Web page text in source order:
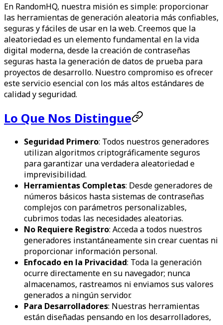
En RandomHQ, nuestra misión es simple: proporcionar
las herramientas de generación aleatoria más confiables,
seguras y fáciles de usar en la web. Creemos que la
aleatoriedad es un elemento fundamental en la vida
digital moderna, desde la creación de contraseñas
seguras hasta la generación de datos de prueba para
proyectos de desarrollo. Nuestro compromiso es ofrecer
este servicio esencial con los más altos estándares de
calidad y seguridad.
Lo Que Nos Distingue
Seguridad Primero: Todos nuestros generadores
utilizan algoritmos criptográficamente seguros
para garantizar una verdadera aleatoriedad e
imprevisibilidad.
Herramientas Completas: Desde generadores de
números básicos hasta sistemas de contraseñas
complejos con parámetros personalizables,
cubrimos todas las necesidades aleatorias.
No Requiere Registro: Acceda a todos nuestros
generadores instantáneamente sin crear cuentas ni
proporcionar información personal.
Enfocado en la Privacidad: Toda la generación
ocurre directamente en su navegador; nunca
almacenamos, rastreamos ni enviamos sus valores
generados a ningún servidor.
Para Desarrolladores: Nuestras herramientas
están diseñadas pensando en los desarrolladores,